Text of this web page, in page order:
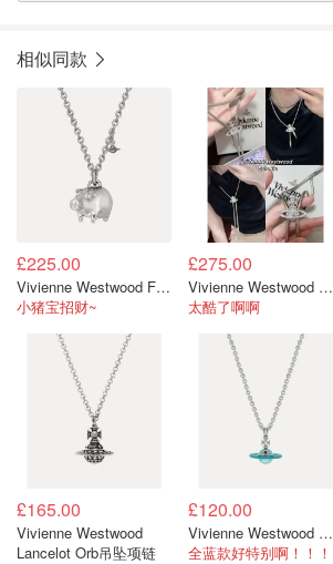
相似同款
£225.00
Vivienne Westwood Fiorello 吊坠项链 铂金白色
小猪宝招财~
£275.00
Vivienne Westwood 领结项链
太酷了啊啊
£165.00
Vivienne Westwood
Lancelot Orb吊坠项链
£120.00
Vivienne Westwood Man. Petite Orb 吊坠项链
全蓝款好特别啊！！！